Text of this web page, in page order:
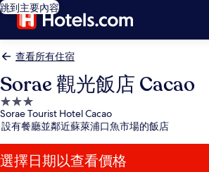
跳到主要內容
查看所有住宿
Sorae 觀光飯店 Cacao
3.0
星
級
住
宿
Sorae Tourist Hotel Cacao
設有餐廳並鄰近蘇萊浦口魚市場的飯店
選擇日期以查看價格